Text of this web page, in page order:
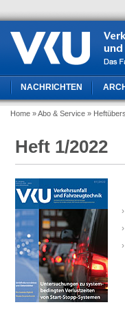
NACHRICHTEN
Home » Abo & Service »
Heft 1/2022